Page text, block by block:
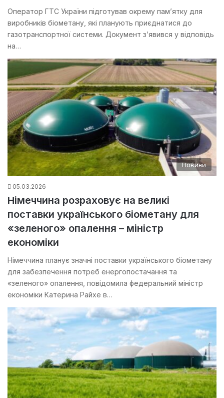
Оператор ГТС України підготував окрему пам’ятку для
виробників біометану, які планують приєднатися до
газотранспортної системи. Документ з’явився у відповідь
на…
Новини
05.03.2026
Німеччина розраховує на великі
поставки українського біометану для
«зеленого» опалення – міністр
економіки
Німеччина планує значні поставки українського біометану
для забезпечення потреб енергопостачання та
«зеленого» опалення, повідомила федеральний міністр
економіки Катерина Райхе в…